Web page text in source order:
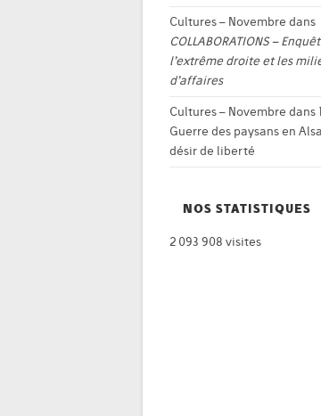
Cultures – Novembre dans
COLLABORATIONS –
l’extrême droite et les
d’affaires
Cultures – Novembre dans
Guerre des paysans en
désir de liberté
NOS STATISTIQUES
2 093 908 visites